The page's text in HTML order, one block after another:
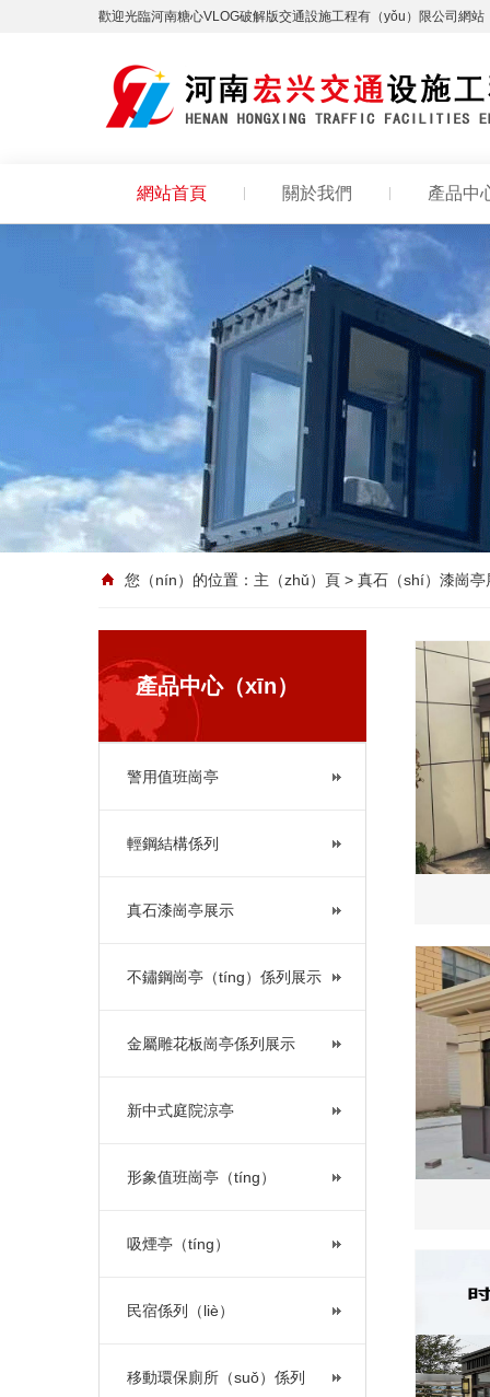
歡迎光臨河南糖心VLOG破解版交通設施工程有（yǒu）限公司網站
網站首頁 關於我們 產品中
您（nín）的位置： 主（zhǔ）頁 > 真石（shí）漆崗亭
產品中心（xīn）
警用值班崗亭
輕鋼結構係列
真石漆崗亭展示
不鏽鋼崗亭（tíng）係列展示
金屬雕花板崗亭係列展示
新中式庭院涼亭
形象值班崗亭（tíng）
吸煙亭（tíng）
民宿係列（liè）
移動環保廁所（suǒ）係列